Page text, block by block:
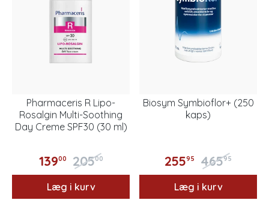
Pharmaceris R Lipo-
Rosalgin Multi-Soothing
Day Creme SPF30 (30 ml)
13900 20500
Læg i kurv
Biosym Symbioflor+ (250
kaps)
25595 46595
Læg i kurv